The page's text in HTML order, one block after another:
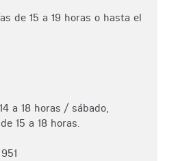
de 15 a 19 horas o hasta el
a 18 horas / sábado,
15 a 18 horas.